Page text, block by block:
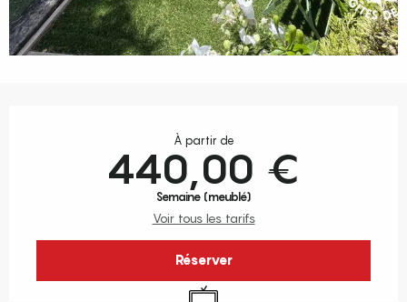
À partir de
440,00 €
Semaine (meublé)
Voir tous les tarifs
Réserver
Télévision